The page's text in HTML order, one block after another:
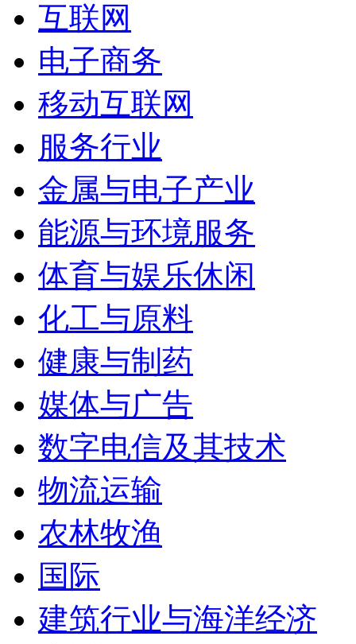
互联网
电子商务
移动互联网
服务行业
金属与电子产业
能源与环境服务
体育与娱乐休闲
化工与原料
健康与制药
媒体与广告
数字电信及其技术
物流运输
农林牧渔
国际
建筑行业与海洋经济